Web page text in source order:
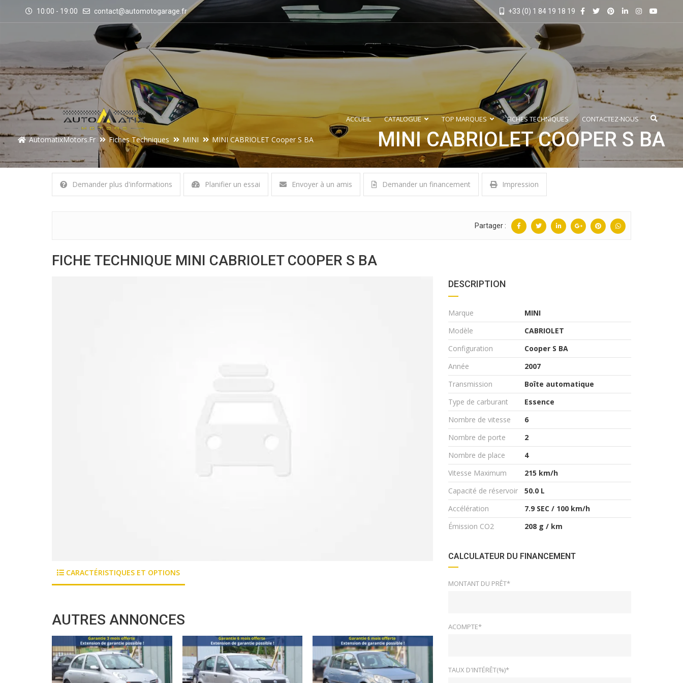
10:00 - 19:00 contact@automotogarage.fr +33 (0) 1 84 19 18 19
ACCUEIL CATALOGUE TOP MARQUES FICHES TECHNIQUES CONTACTEZ-NOUS
MINI CABRIOLET COOPER S BA
AutomatixMotors.fr Fiches Techniques MINI MINI CABRIOLET Cooper S BA
Demander plus d'informations Planifier un essai Envoyer à un amis Demander un financement Impression
Partager :
FICHE TECHNIQUE MINI CABRIOLET COOPER S BA
CARACTÉRISTIQUES ET OPTIONS
AUTRES ANNONCES
DESCRIPTION
Marque
MINI
Modèle
CABRIOLET
Configuration
Cooper S BA
Année
2007
Transmission
Boîte automatique
Type de carburant
Essence
Nombre de vitesse
6
Nombre de porte
2
Nombre de place
4
Vitesse Maximum
215 km/h
Capacité de réservoir
50.0 L
Accélération
7.9 SEC / 100 km/h
Émission CO2
208 g / km
CALCULATEUR DU FINANCEMENT
MONTANT DU PRÊT*
ACOMPTE*
TAUX D'INTÉRÊT(%)*